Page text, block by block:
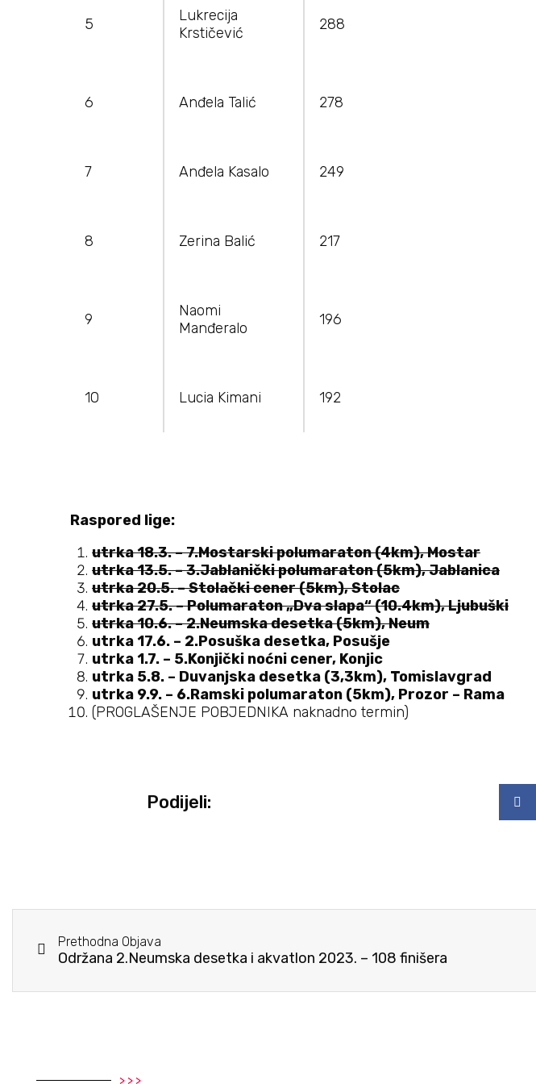
5
Lukrecija
Krstičević
288
6 Anđela Talić 278
7 Anđela Kasalo 249
8 Zerina Balić 217
9
Naomi
Manđeralo
196
10 Lucia Kimani 192
Raspored lige:
utrka 18.3. – 7.Mostarski polumaraton (4km), Mostar
utrka 13.5. – 3.Jablanički polumaraton (5km), Jablanica
utrka 20.5. – Stolački cener (5km), Stolac
utrka 27.5. – Polumaraton „Dva slapa“ (10.4km), Ljubuški
utrka 10.6. – 2.Neumska desetka (5km), Neum
utrka 17.6. – 2.Posuška desetka, Posušje
utrka 1.7. – 5.Konjički noćni cener, Konjic
utrka 5.8. – Duvanjska desetka (3,3km), Tomislavgrad
utrka 9.9. – 6.Ramski polumaraton (5km), Prozor – Rama
(PROGLAŠENJE POBJEDNIKA naknadno termin)
Podijeli:
Prethodna Objava
Održana 2.Neumska desetka i akvatlon 2023. – 108 finišera
> > >